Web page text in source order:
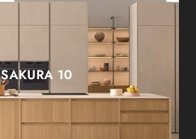
SAKURA 10